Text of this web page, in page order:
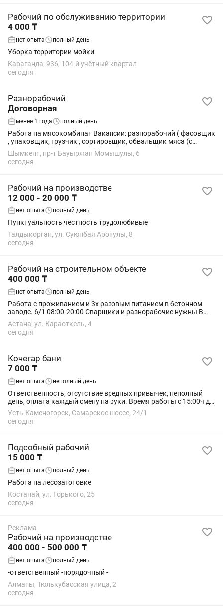
Рабочий по обслуживанию территории
4 000 ₸
нет опыта полный день
Уборка территории мойки
Караганда, 936, 104-й учётный квартал
сегодня
Разнорабочий
Договорная
менее 1 года полный день
Работа на мясокомбинат Вакансии: разнорабочий ( фасовщик
, упаковщик, грузчик , сортировщик, обвальщик мяса (с
опытом работы) , стикеровщик , комплектовщик и т.д)
График: 6/1 Смена: с 08:00 до...
Шымкент, пр-т Бауыржан Момышулы, 6
сегодня
Рабочий на производстве
12 000 - 20 000 ₸
нет опыта полный день
Пунктуальность честность трудолюбивые
Талдыкорган, ул. Суюнбая Аронулы, 8
сегодня
Рабочий на строительном объекте
400 000 ₸
нет опыта полный день
Работа с проживанием и 3х разовым питанием в бетонном
заводе. 6/1 08:00-20:00 Сварщики и разнорабочие нужны В
ближайшее время ЗП 400тыс
Астана, ул. Караоткель, 4
сегодня
Кочегар бани
7 000 ₸
нет опыта неполный день
Ответственность, отсутствие вредных привычек, неполный
день, оплата каждый смену на руки. Время работы с 15:00ч до
24:00ч .
Усть-Каменогорск, Самарское шоссе, 24/1
сегодня
Подсобный рабочий
15 000 ₸
нет опыта полный день
Работа на лесозаготовке
Костанай, ул. Горького, 25
сегодня
Реклама
Рабочий на производстве
400 000 - 500 000 ₸
нет опыта полный день
-ответственный -порядочный -
Алматы, Тюлькубасская улица, 2
сегодня